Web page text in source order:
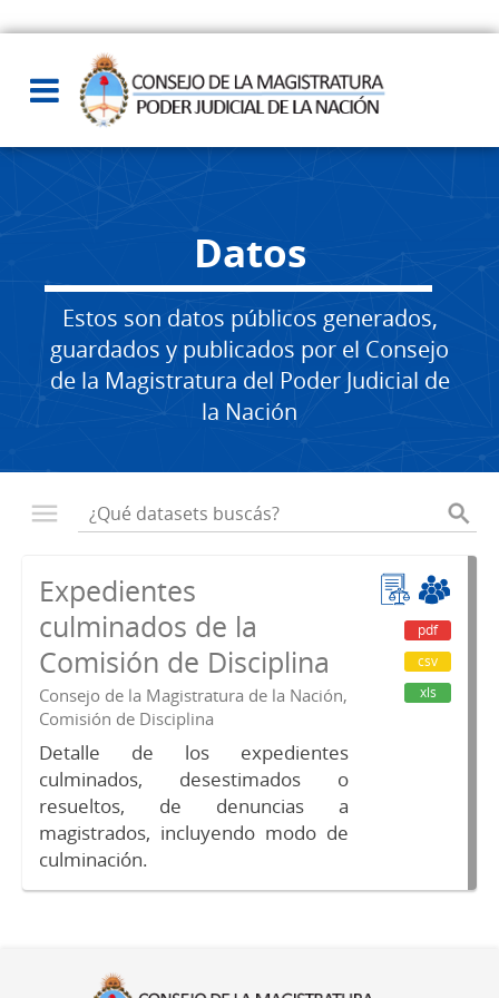
Datos
Estos son datos públicos generados,
guardados y publicados por el Consejo
de la Magistratura del Poder Judicial de
la Nación
Expedientes
culminados de la
Comisión de Disciplina
Consejo de la Magistratura de la Nación,
Comisión de Disciplina
Detalle de los expedientes
culminados, desestimados o
resueltos, de denuncias a
magistrados, incluyendo modo de
culminación.
pdf
csv
xls